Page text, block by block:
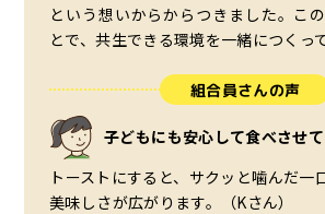
という想いからからつきました。こ
とで、共生できる環境を一緒につくっ
組合員さんの声
子どもにも安心して食べさせて
トーストにすると、サクッと噛んだ一
美味しさが広がります。（Kさん）